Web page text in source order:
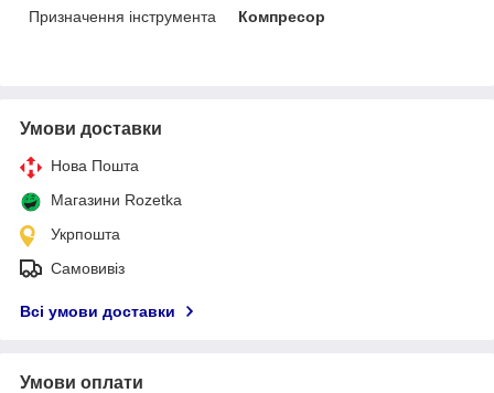
Призначення інструмента
Компресор
Умови доставки
Нова Пошта
Магазини Rozetka
Укрпошта
Самовивіз
Всі умови доставки
Умови оплати